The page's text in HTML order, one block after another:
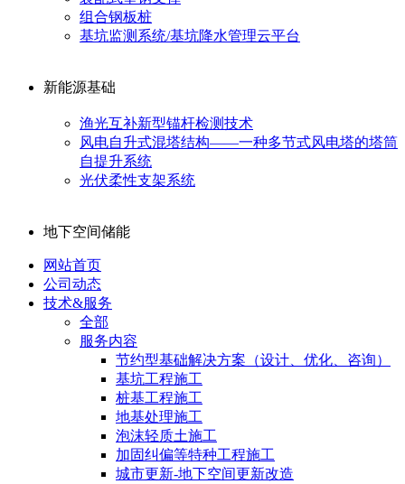
组合钢板桩
基坑监测系统/基坑降水管理云平台
新能源基础
渔光互补新型锚杆检测技术
风电自升式混塔结构——一种多节式风电塔的塔筒
自提升系统
光伏柔性支架系统
地下空间储能
网站首页
公司动态
技术&服务
全部
服务内容
节约型基础解决方案（设计、优化、咨询）
基坑工程施工
桩基工程施工
地基处理施工
泡沫轻质土施工
加固纠偏等特种工程施工
城市更新-地下空间更新改造